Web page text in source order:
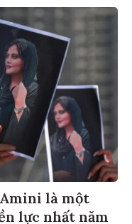
là một
lực nhất năm